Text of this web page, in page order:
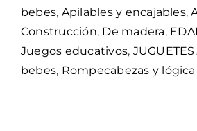
bebes, Apilables y encajables,
Construcción, De madera,
Juegos educativos, JUGUETES,
bebes, Rompecabezas y lógica